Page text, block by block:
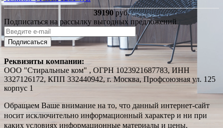
39190руб.
Подписаться на рассылку выгодных предложений
Подписаться
Реквизиты компании:
ООО "Стиральные ком" , ОГРН 1023921687783, ИНН
3327126172, КПП 332440942, г. Москва, Профсоюзная ул. 125
корпус 1
Обращаем Ваше внимание на то, что данный интернет-сайт
носит исключительно информационный характер и ни при
каких условиях информационные материалы и цены,